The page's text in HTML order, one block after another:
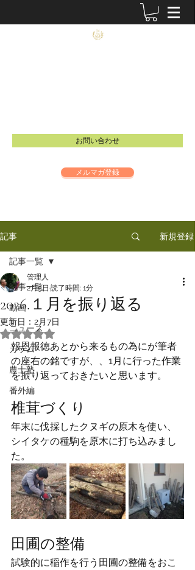
お問い合わせ
メルマガ登録
記事 新規登録
記事一覧
動画
ニュース
カラム
農士塾
番外編
記事一覧
2026.１月を振り返る
管理人
2月5日 読了時間: 1分
更新日： 2月7日
5つ星のうちNaNと評価されています。
報恩報徳あとから来るもの為にが筆者
の座右の銘ですが、、1月に行った作業
を振り返っておきたいと思います。
椎茸づくり
年末に伐採したクヌギの原木を使い、
シイタケの種駒を原木に打ち込みまし
た。
田圃の整備
試験的に稲作を行う田圃の整備をおこ